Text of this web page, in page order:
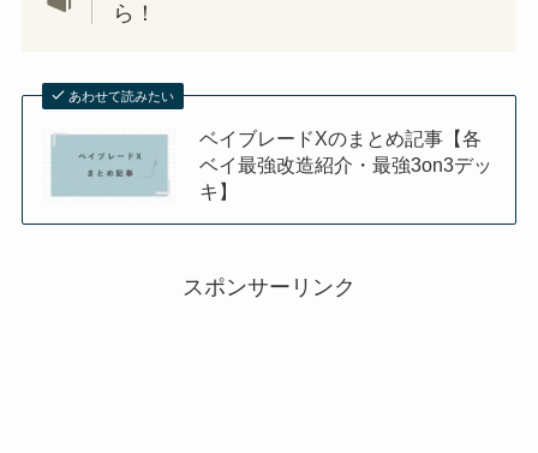
ら！
あわせて読みたい
ベイブレードXのまとめ記事【各
ベイ最強改造紹介・最強3on3デッ
キ】
スポンサーリンク